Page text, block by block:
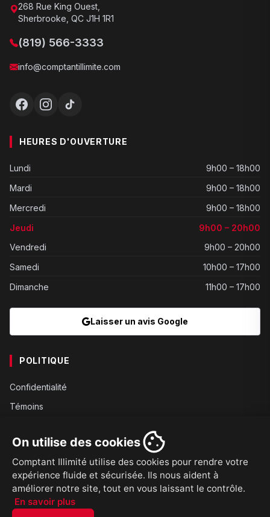
On utilise des cookies
Comptant Illimité utilise des cookies pour rendre votre
expérience fluide et sécurisée. Ils nous aident à
améliorer notre site, tout en vous laissant le contrôle.
En savoir plus
268 Rue King Ouest,
Sherbrooke, QC J1H 1R1
(819) 566-3333
info@comptantillimite.com
HEURES D'OUVERTURE
Lundi
9h00 – 18h00
Mardi
9h00 – 18h00
Mercredi
9h00 – 18h00
Jeudi
9h00 – 20h00
Vendredi
9h00 – 20h00
Samedi
10h00 – 17h00
Dimanche
11h00 – 17h00
Laisser un avis Google
POLITIQUE
Confidentialité
Témoins
Conditions
Expédition
Retours